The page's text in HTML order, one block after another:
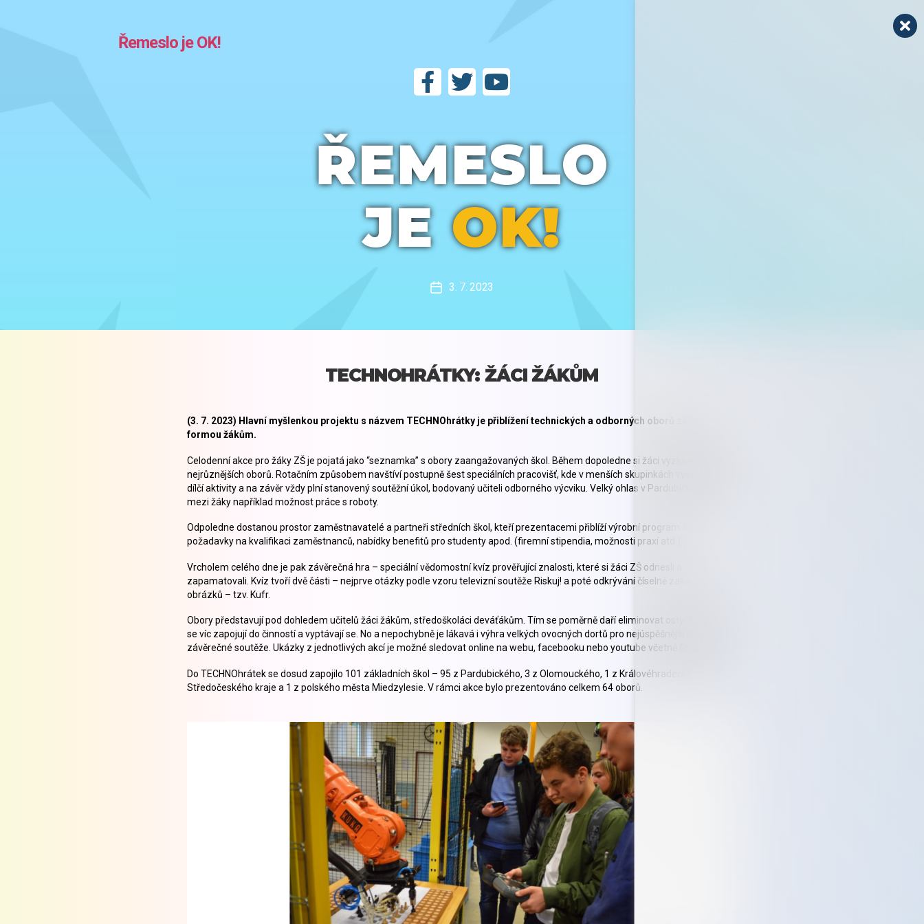
Řemeslo je OK!
ŘEMESLO
JEOK!
Datum
3. 7. 2023
TECHNOHRÁTKY: ŽÁCI ŽÁKŮM
(3. 7. 2023) Hlavní myšlenkou projektu s názvem TECHNOhrátky je přiblížení technických a odborných oborů zábavnou
formou žákům.
Celodenní akce pro žáky ZŠ je pojatá jako “seznamka” s obory zaangažovaných škol. Během dopoledne si žáci vyzkouší úkoly z
nejrůznějších oborů. Rotačním způsobem navštíví postupně šest speciálních pracovišť, kde v menších skupinkách vykonávají
dílčí aktivity a na závěr vždy plní stanovený soutěžní úkol, bodovaný učiteli odborného výcviku. Velký ohlas v Pardubicích vzbudila
mezi žáky například možnost práce s roboty.
Odpoledne dostanou prostor zaměstnavatelé a partneři středních škol, kteří prezentacemi přiblíží výrobní program firmy,
požadavky na kvalifikaci zaměstnanců, nabídky benefitů pro studenty apod. (firemní stipendia, možnosti praxí atd.).
Vrcholem celého dne je pak závěrečná hra – speciální vědomostní kvíz prověřující znalosti, které si žáci ZŠ odnesli a
zapamatovali. Kvíz tvoří dvě části – nejprve otázky podle vzoru televizní soutěže Riskuj! a poté odkrývání číselně zakódovaných
obrázků – tzv. Kufr.
Obory představují pod dohledem učitelů žáci žákům, středoškoláci deváťákům. Tím se poměrně daří eliminovat ostych a žáci ZŠ
se víc zapojují do činností a vyptávají se. No a nepochybně je lákavá i výhra velkých ovocných dortů pro nejúspěšnější družstvo
závěrečné soutěže. Ukázky z jednotlivých akcí je možné sledovat online na webu, facebooku nebo youtube včetně fotek a videí.
Do TECHNOhrátek se dosud zapojilo 101 základních škol – 95 z Pardubického, 3 z Olomouckého, 1 z Královéhradeckého a 1 ze
Středočeského kraje a 1 z polského města Miedzylesie. V rámci akce bylo prezentováno celkem 64 oborů.